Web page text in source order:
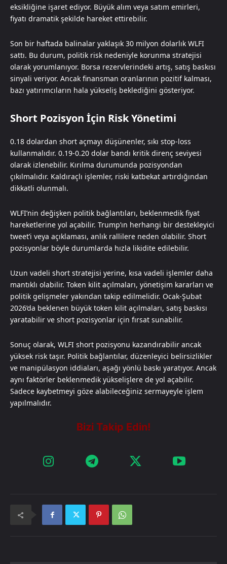
eksikliğine işaret ediyor. Büyük alım veya satım emirleri,
fiyatı dramatik şekilde hareket ettirebilir.
Son bir haftada balinalar yaklaşık 30 milyon dolarlık WLFI
sattı. Bu durum, politik risk nedeniyle korunma stratejisi
olarak yorumlanıyor. Borsa rezervlerindeki artış, satış baskısı
sinyali veriyor. Ancak finansman oranlarının pozitif kalması,
bazı yatırımcıların hala yükseliş beklediğini gösteriyor.
Short Pozisyon İçin Risk Yönetimi
0.18 dolardan short açmayı düşünenler, sıkı stop-loss
kullanmalıdır. 0.19-0.20 dolar bandı kritik direnç seviyesi
olarak izlenebilir. Kırılma durumunda pozisyondan
çıkılmalıdır. Kaldıraçlı işlemler, riski katbekat artırdığından
dikkatli olunmalı.
WLFI’nin değişken politik bağlantıları, beklenmedik fiyat
hareketlerine yol açabilir. Trump’ın herhangi bir destekleyici
tweet’i veya açıklaması, anlık rallilere neden olabilir. Short
pozisyonlar böyle durumlarda hızla likidite edilebilir.
Uzun vadeli short stratejisi yerine, kısa vadeli işlemler daha
mantıklı olabilir. Token kilit açılmaları, yönetişim kararları ve
politik gelişmeler yakından takip edilmelidir. Ocak-Şubat
2026’da beklenen büyük token kilit açılmaları, satış baskısı
yaratabilir ve short pozisyonlar için fırsat sunabilir.
Sonuç olarak, WLFI short pozisyonu kazandırabilir ancak
yüksek risk taşır. Politik bağlantılar, düzenleyici belirsizlikler
ve manipülasyon iddiaları, aşağı yönlü baskı yaratıyor. Ancak
aynı faktörler beklenmedik yükselişlere de yol açabilir.
Sadece kaybetmeyi göze alabileceğiniz sermayeyle işlem
yapılmalıdır.